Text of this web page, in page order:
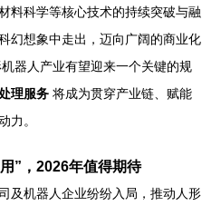
料科学等核心技术的持续突破与融
幻想象中走出，迈向广阔的商业化
器人产业有望迎来一个关键的规
理服务 将成为贯穿产业链、赋能
力。
”，2026年值得期待
及机器人企业纷纷入局，推动人形